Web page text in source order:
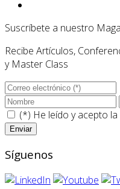
Suscríbete a nuestro
Recibe Artículos,
y Master Class
(*) He leído y acepto la
Síguenos